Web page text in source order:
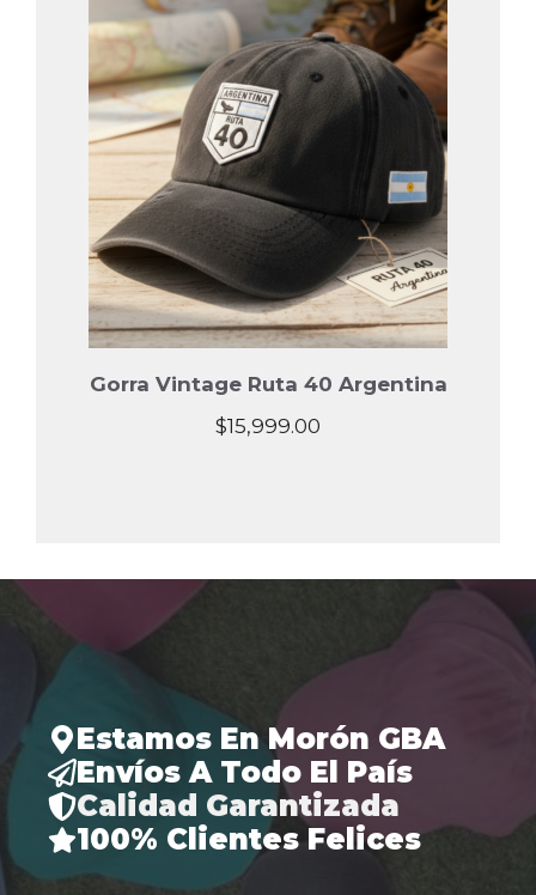
Gorra Vintage Ruta 40 Argentina
$15,999.00
Estamos En Morón GBA
Envíos A Todo El País
Calidad Garantizada
100% Clientes Felices